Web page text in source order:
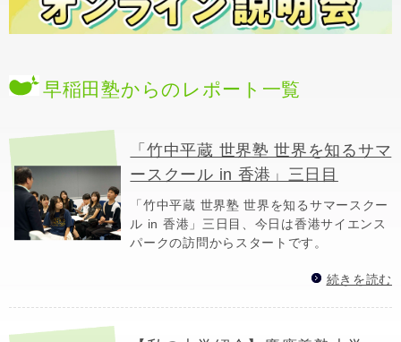
早稲田塾からのレポート一覧
「竹中平蔵 世界塾 世界を知るサマ
ースクール in 香港」三日目
「竹中平蔵 世界塾 世界を知るサマースクー
ル in 香港」三日目、今日は香港サイエンス
パークの訪問からスタートです。
続きを読む